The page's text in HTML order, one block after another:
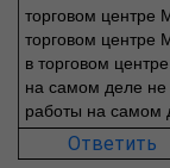
торговом центре
торговом центре
в торговом
на самом деле не
работы на самом
Ответить